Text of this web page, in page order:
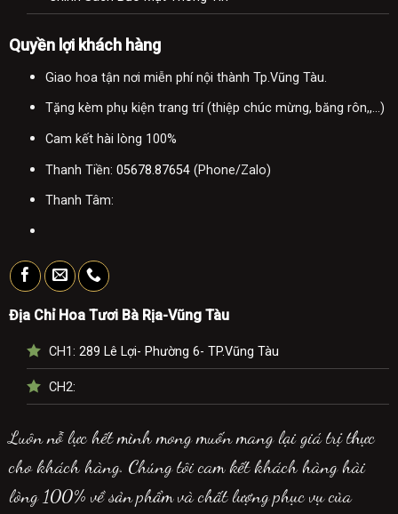
Quyền lợi khách hàng
Giao hoa tận nơi miễn phí nội thành Tp.Vũng Tàu.
Tặng kèm phụ kiện trang trí (thiệp chúc mừng, băng rôn,,...)
Cam kết hài lòng 100%
Thanh Tiền: 05678.87654(Phone/Zalo)
Thanh Tâm:
Địa Chỉ Hoa Tươi Bà Rịa-Vũng Tàu
CH1: 289 Lê Lợi- Phường 6- TP.Vũng Tàu
CH2:
Luôn nỗ lực hết mình mong muốn mang lại giá trị thực
cho khách hàng. Chúng tôi cam kết khách hàng hài
lòng 100% về sản phẩm và chất lượng phục vụ của